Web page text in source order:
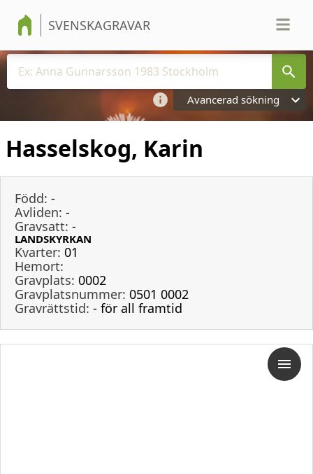
SVENSKAGRAVAR
Avancerad sökning
Hasselskog, Karin
Född: -
Avliden: -
Gravsatt: -
LANDSKYRKAN
Kvarter: 01
Hemort:
Gravplats: 0002
Gravplatsnummer: 0501 0002
Gravrättstid: - för all framtid